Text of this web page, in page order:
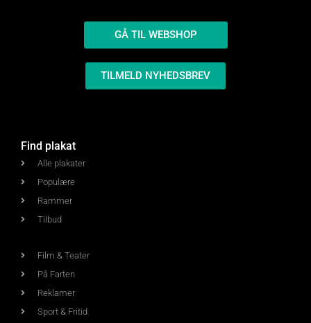
GÅ TIL WEBSHOP
TILMELD NYHEDSBREV
Find plakat
Alle plakater
Populære
Rammer
Tilbud
Film & Teater
På Farten
Reklamer
Sport & Fritid